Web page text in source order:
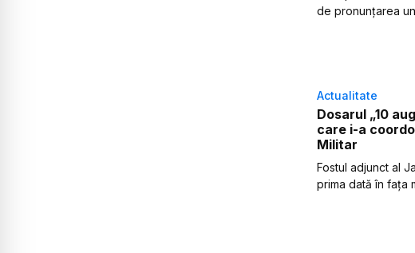
de pronunțarea
Actualitate
Dosarul „10
care i-a
Militar
Fostul adjunct al
prima dată în fața